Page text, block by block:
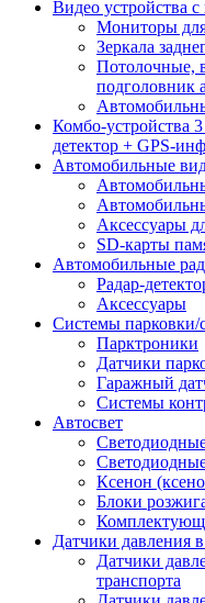
Видео устройства
Мониторы
Зеркала
Потолочные,
подголовник
Комбо-устройства
детектор + GPS-
Автомобильные
Аксессуары
SD-карты
Автомобильные
Радар-
Аксессуары
Системы парковки/
Парктроники
Датчики
Гаражный
Системы
Автосвет
Ксенон
Блоки
Датчики давления
Датчики
транспорта